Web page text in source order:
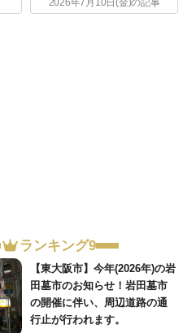
2026年7月10日(金)の記事
ランキング9
【東大阪市】今年(2026年)の岩
田墓市のお知らせ！岩田墓市
の開催に伴い、周辺道路の通
行止が行われます。